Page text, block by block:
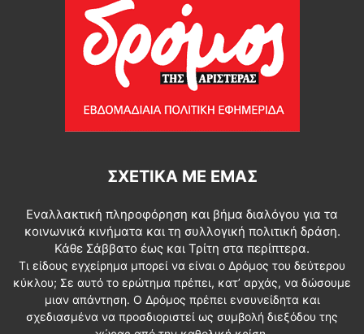
ΣΧΕΤΙΚΆ ΜΕ ΕΜΆΣ
Εναλλακτική πληροφόρηση και βήμα διαλόγου για τα
κοινωνικά κινήματα και τη συλλογική πολιτική δράση.
Κάθε Σάββατο έως και Τρίτη στα περίπτερα.
Τι είδους εγχείρημα μπορεί να είναι ο Δρόμος του δεύτερου
κύκλου; Σε αυτό το ερώτημα πρέπει, κατ’ αρχάς, να δώσουμε
μιαν απάντηση. Ο Δρόμος πρέπει ενσυνείδητα και
σχεδιασμένα να προσδιοριστεί ως συμβολή διεξόδου της